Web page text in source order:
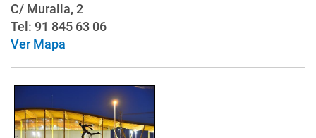
C/ Muralla, 2
Tel: 91 845 63 06
Ver Mapa